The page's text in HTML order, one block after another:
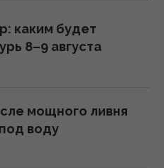
давление на
каким будет
8–9 августа
мощного ливня
воду